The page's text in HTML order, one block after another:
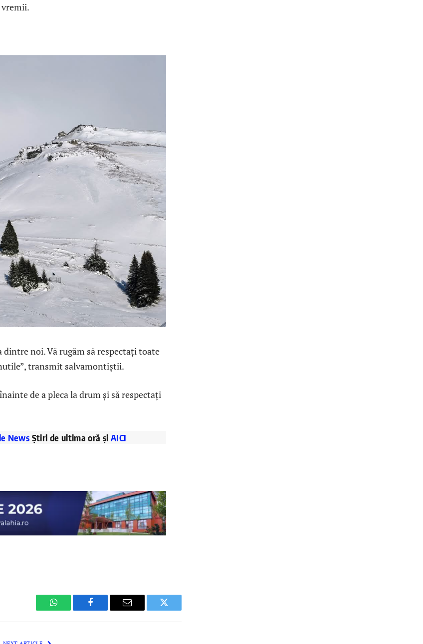
noi. Vă rugăm să respectați toate
transmit salvamontiștii.
de a pleca la drum și să respectați
News Știri de ultima oră și AICI
WhatsAppFacebook Email Twitter